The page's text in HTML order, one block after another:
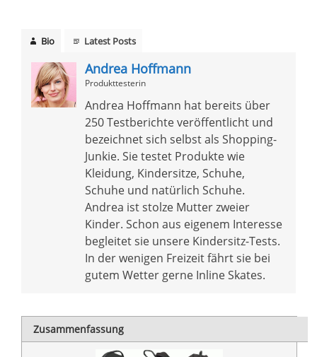
Bio Latest Posts
Andrea Hoffmann
Produkttesterin
Andrea Hoffmann hat bereits über
250 Testberichte veröffentlicht und
bezeichnet sich selbst als Shopping-
Junkie. Sie testet Produkte wie
Kleidung, Kindersitze, Schuhe,
Schuhe und natürlich Schuhe.
Andrea ist stolze Mutter zweier
Kinder. Schon aus eigenem Interesse
begleitet sie unsere Kindersitz-Tests.
In der wenigen Freizeit fährt sie bei
gutem Wetter gerne Inline Skates.
Zusammenfassung